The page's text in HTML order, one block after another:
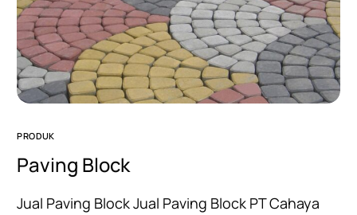
PRODUK
Paving Block
Jual Paving Block Jual Paving Block PT Cahaya